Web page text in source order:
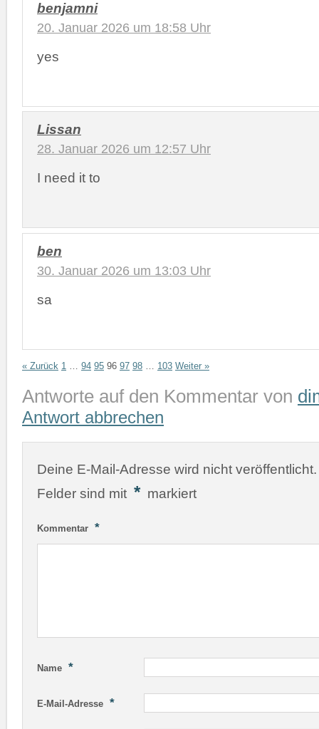
benjamni
20. Januar 2026 um 18:58 Uhr
yes
Lissan
28. Januar 2026 um 12:57 Uhr
I need it to
ben
30. Januar 2026 um 13:03 Uhr
sa
« Zurück 1 94 95 96 97 98 103 Weiter »
Antworte auf den Kommentar von
Antwort abbrechen
Deine E-Mail-Adresse wird nicht veröffentlicht.
Felder sind mit * markiert
Kommentar *
Name *
E-Mail-Adresse *